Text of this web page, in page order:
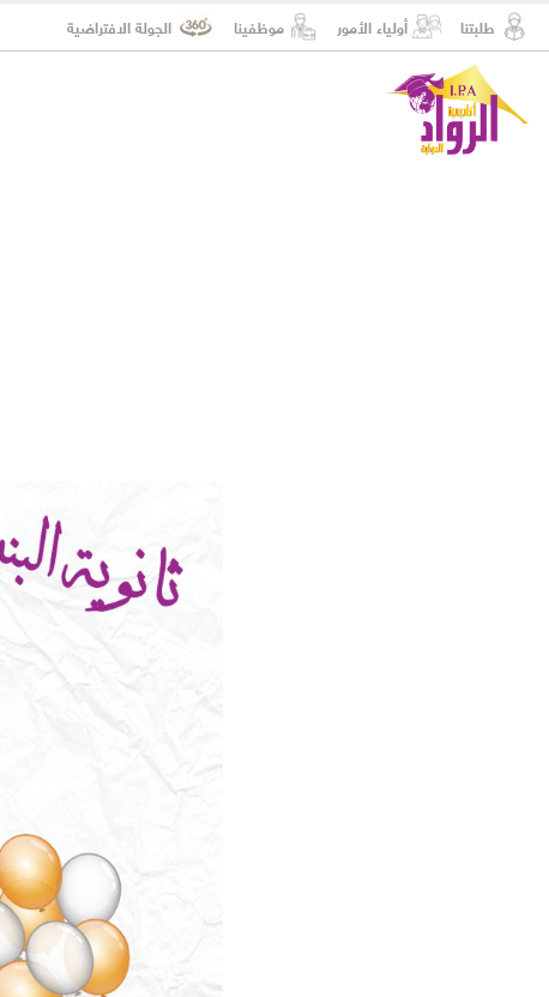
طلبتنا أولياء الأمور موظفينا الجولة الافتراضية